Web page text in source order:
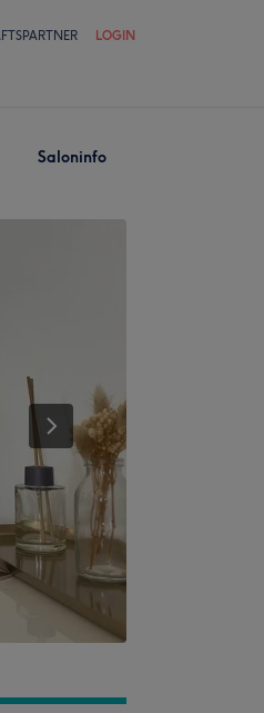
LOGIN
Saloninfo